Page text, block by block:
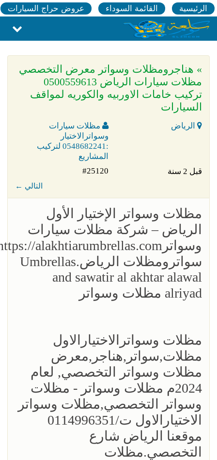
الرئيسية القائمة السوداء عروض حراج السيارات
» هناجرومظلات وسواتر معرض التخصصي
مظلات سيارات الرياض 0500559613
تركيب خامات الاوربيه والكوريه لمواقف
السيارات
الرياض
مظلات سيارات
وسواترالاختيار
:0548682241 لتركيب
المشاريع
قبل 2 سنة
#25120
← التالي
مظلات وسواتر الإختيار الأول
الرياض – شركة مظلات سيارات
سواترومظلات الرياض.Umbrellas
and sawatir al akhtar alawal
alriyad مظلات وسواتر
مظلات وسواترالاختيارالاول
مظلات,سواتر,هناجر,معرض
مظلات وسواتر التخصصي, لعام
2024م مظلات وسواتر - مظلات
وسواتر التخصصي,مظلات وسواتر
الاختيارالاول ت/0114996351
موقعنا الرياض شارع
التخصصي.مظلات